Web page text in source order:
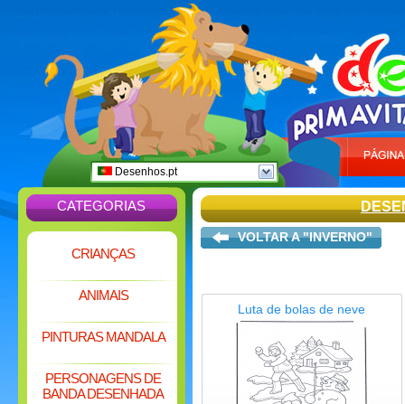
Desenhos.pt
CATEGORIAS
CRIANÇAS
ANIMAIS
PINTURAS MANDALA
PERSONAGENS DE
BANDA DESENHADA
VOLTAR A "INVERNO"
Luta de bolas de neve